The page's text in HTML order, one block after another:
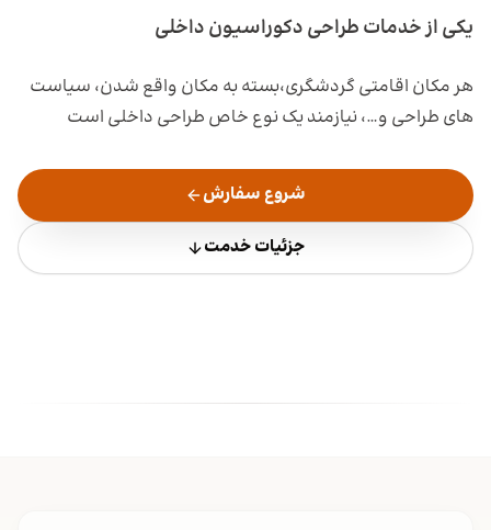
یکی از خدمات طراحی دکوراسیون داخلی
هر مکان اقامتی گردشگری،بسته به مکان واقع شدن، سیاست
های طراحی و…، نیازمند یک نوع خاص طراحی داخلی است
شروع سفارش
جزئیات خدمت